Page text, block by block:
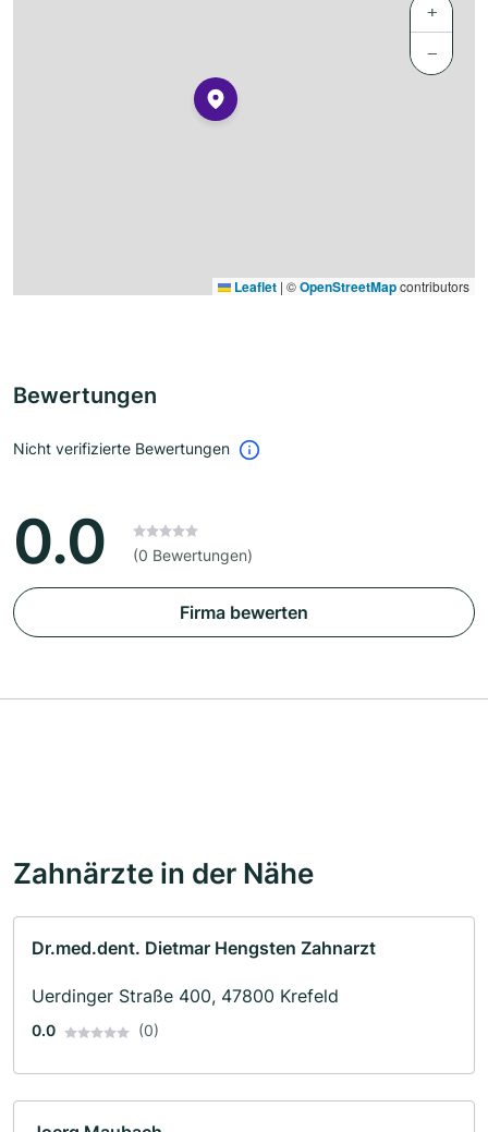
+
−
Leaflet | ©OpenStreetMapcontributors
Bewertungen
Nicht verifizierte Bewertungen
0.0 (0 Bewertungen)
Firma bewerten
Zahnärzte in der Nähe
Dr.med.dent. Dietmar Hengsten Zahnarzt
Uerdinger Straße 400, 47800 Krefeld
0.0 (0)